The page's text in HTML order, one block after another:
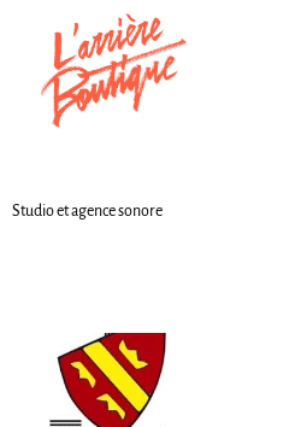
Studio et agence sonore